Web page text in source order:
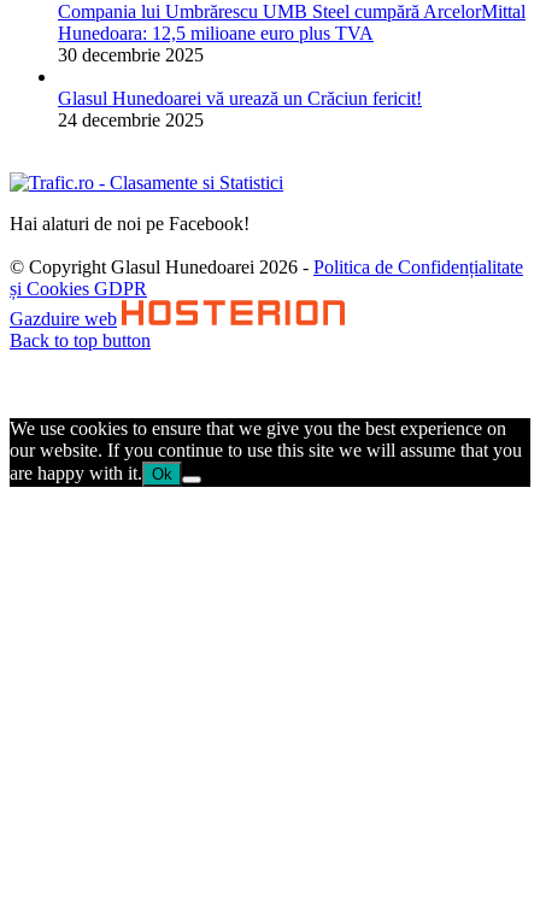
Compania lui Umbrărescu UMB Steel cumpără ArcelorMittal
Hunedoara: 12,5 milioane euro plus TVA
30 decembrie 2025
Glasul Hunedoarei vă urează un Crăciun fericit!
24 decembrie 2025
Hai alaturi de noi pe Facebook!
© Copyright Glasul Hunedoarei 2026 - Politica de Confidențialitate
și Cookies GDPR
Gazduire web
Back to top button
We use cookies to ensure that we give you the best experience on
our website. If you continue to use this site we will assume that you
are happy with it. Ok